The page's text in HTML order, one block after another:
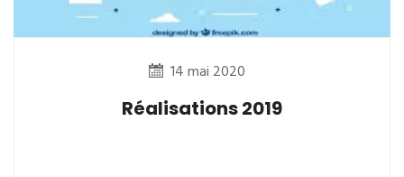
14 mai 2020
Réalisations 2019